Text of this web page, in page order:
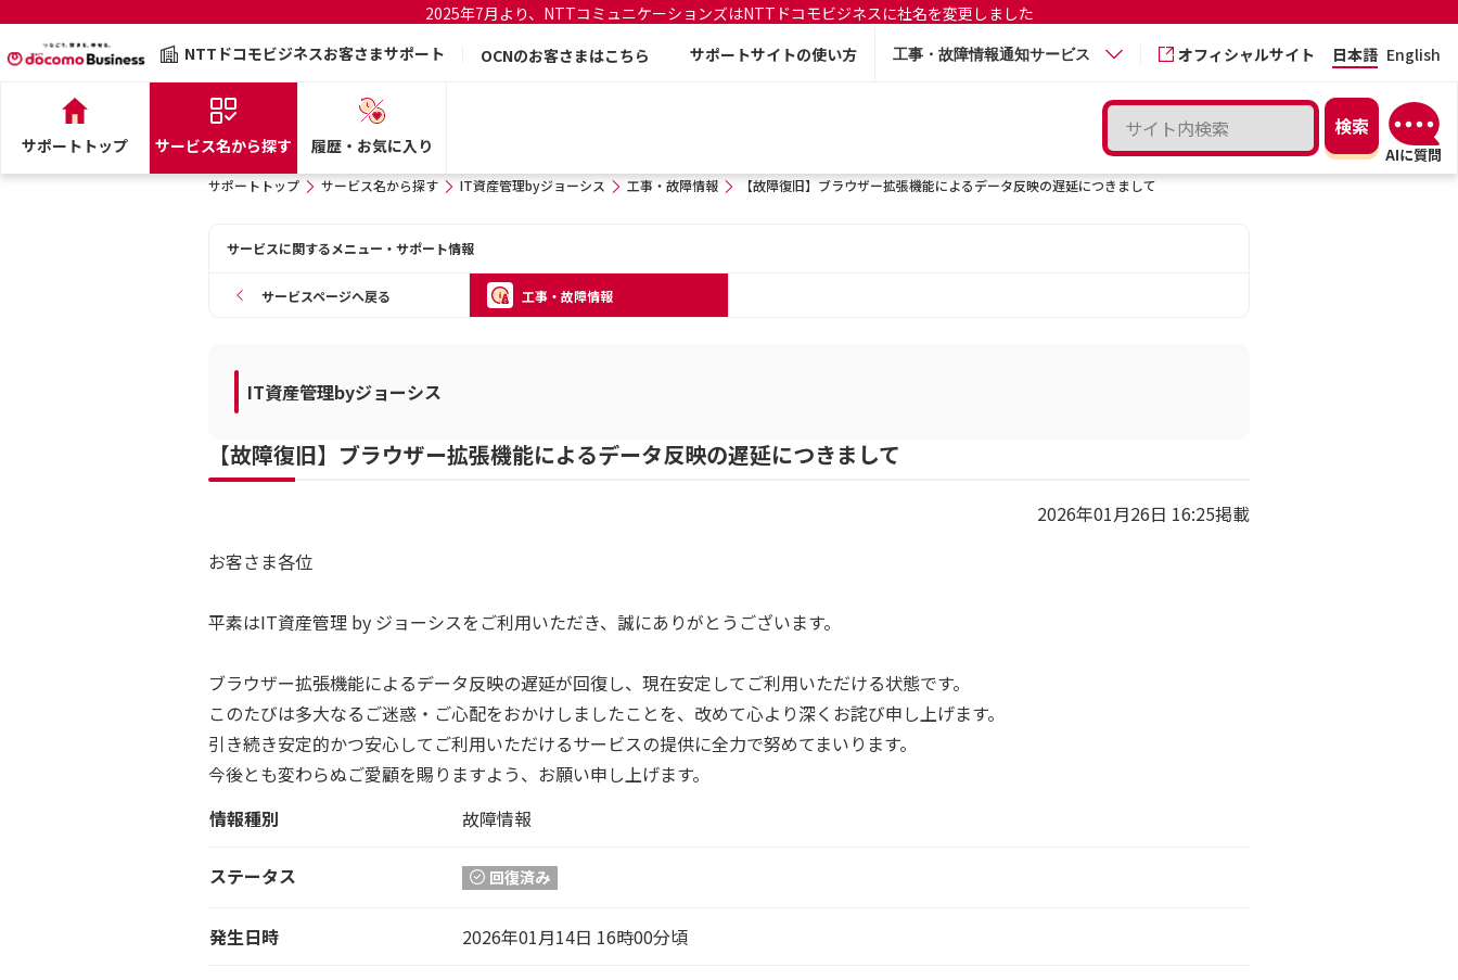
2025年7月より、NTTコミュニケーションズはNTTドコモビジネスに社名を変更しました
NTTドコモビジネスお客さまサポート
OCNのお客さまはこちら サポートサイトの使い方 工事・故障情報通知サービス オフィシャルサイト 日本語 English
サポートトップ サービス名から探す 履歴・お気に入り
サポートトップ サービス名から探す IT資産管理byジョーシス 工事・故障情報 【故障復旧】ブラウザー拡張機能によるデータ反映の遅延につきまして
サービスに関するメニュー・サポート情報
サービスページへ戻る 工事・故障情報
IT資産管理byジョーシス
【故障復旧】ブラウザー拡張機能によるデータ反映の遅延につきまして
2026年01月26日 16:25掲載
お客さま各位
平素はIT資産管理 by ジョーシスをご利用いただき、誠にありがとうございます。
ブラウザー拡張機能によるデータ反映の遅延が回復し、現在安定してご利用いただける状態です。
このたびは多大なるご迷惑・ご心配をおかけしましたことを、改めて心より深くお詫び申し上げます。
引き続き安定的かつ安心してご利用いただけるサービスの提供に全力で努めてまいります。
今後とも変わらぬご愛顧を賜りますよう、お願い申し上げます。
情報種別
故障情報
ステータス 回復済み
発生日時 2026年01月14日 16時00分頃